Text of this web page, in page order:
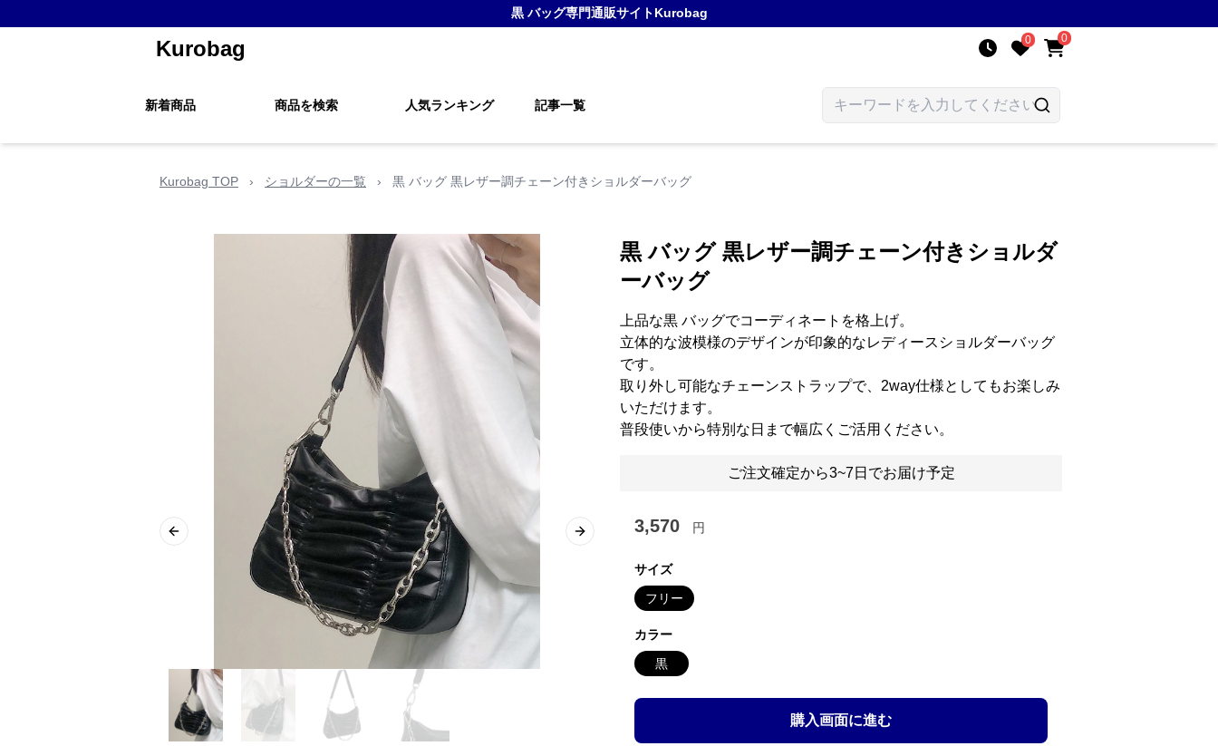
黒 バッグ専門通販サイトKurobag
Kurobag 0 0
新着商品 商品を検索 人気ランキング 記事一覧
Kurobag TOP › ショルダーの一覧 › 黒 バッグ 黒レザー調チェーン付きショルダーバッグ
Previous slide Next slide
黒 バッグ 黒レザー調チェーン付きショルダ
ーバッグ
上品な黒 バッグでコーディネートを格上げ。
立体的な波模様のデザインが印象的なレディースショルダーバッグ
です。
取り外し可能なチェーンストラップで、2way仕様としてもお楽しみ
いただけます。
普段使いから特別な日まで幅広くご活用ください。
ご注文確定から3~7日でお届け予定
3,570 円
サイズ
フリー
カラー
黒
購入画面に進む